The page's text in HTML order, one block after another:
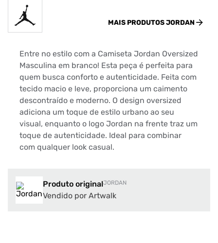
MAIS PRODUTOSJORDAN
Entre no estilo com a Camiseta Jordan Oversized
Masculina em branco! Esta peça é perfeita para
quem busca conforto e autenticidade. Feita com
tecido macio e leve, proporciona um caimento
descontraído e moderno. O design oversized
adiciona um toque de estilo urbano ao seu
visual, enquanto o logo Jordan na frente traz um
toque de autenticidade. Ideal para combinar
com qualquer look casual.
Produto originalJORDAN
Vendido por Artwalk